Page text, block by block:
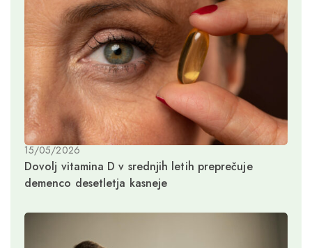
15/05/2026
Dovolj vitamina D v srednjih letih preprečuje
demenco desetletja kasneje